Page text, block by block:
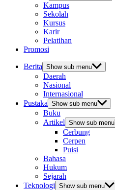
Kampus
Sekolah
Kursus
Karir
Pelatihan
Promosi
Berita Show sub menu
Daerah
Nasional
Internasional
Pustaka Show sub menu
Buku
Artikel Show sub menu
Cerbung
Cerpen
Puisi
Bahasa
Hukum
Sejarah
Teknologi Show sub menu